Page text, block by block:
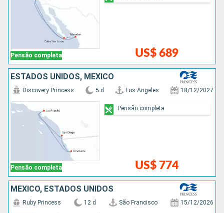
Pensão completa US$ 689
ESTADOS UNIDOS, MÉXICO
Pensão completa
Discovery Princess 5 d Los Angeles 18/12/2027
US$ 774
Pensão completa
MÉXICO, ESTADOS UNIDOS
Ruby Princess 12 d São Francisco 15/12/2026